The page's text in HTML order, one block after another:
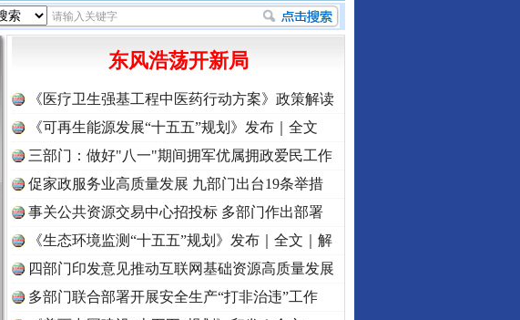
东风浩荡开新局
《医疗卫生强基工程中医药行动方案》政策解读
《可再生能源发展“十五五”规划》发布｜全文
三部门：做好"八一"期间拥军优属拥政爱民工作
促家政服务业高质量发展 九部门出台19条举措
事关公共资源交易中心招投标 多部门作出部署
《生态环境监测“十五五”规划》发布｜全文｜解
读
四部门印发意见推动互联网基础资源高质量发展
多部门联合部署开展安全生产“打非治违”工作